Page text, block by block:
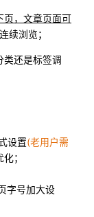
页，文章页面可
续浏览；
类还是标签调
设置(老用户需
；
字号加大设